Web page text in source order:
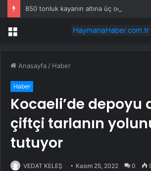
850 tonluk kayanın altına üç odalı ev inşa
Menü
Anasayfa / Haber
Haber
Kocaeli’de depoyu
çiftçi tarlanın
tutuyor
VEDAT KELEŞ Kasım 25, 2022 0